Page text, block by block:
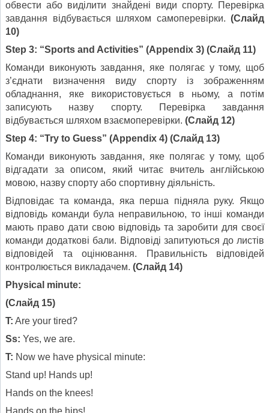
обвести або виділити знайдені види спорту. Перевірка
завдання відбувається шляхом самоперевірки. (Слайд
10)
Step 3: “Sports and Activities” (Appendix 3) (Слайд 11)
Команди виконують завдання, яке полягає у тому, щоб
з’єднати визначення виду спорту із зображенням
обладнання, яке використовується в ньому, а потім
записують назву спорту. Перевірка завдання
відбувається шляхом взаємоперевірки. (Слайд 12)
Step 4: “Try to Guess” (Appendix 4) (Слайд 13)
Команди виконують завдання, яке полягає у тому, щоб
відгадати за описом, який читає вчитель англійською
мовою, назву спорту або спортивну діяльність.
Відповідає та команда, яка перша підняла руку. Якщо
відповідь команди була неправильною, то інші команди
мають право дати свою відповідь та заробити для своєї
команди додаткові бали. Відповіді запитуються до листів
відповідей та оцінювання. Правильність відповідей
контролюється викладачем. (Слайд 14)
Physical minute:
(Слайд 15)
T: Are your tired?
Ss: Yes, we are.
T: Now we have physical minute:
Stand up! Hands up!
Hands on the knees!
Hands on the hips!